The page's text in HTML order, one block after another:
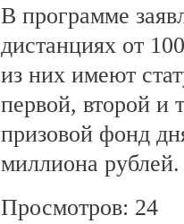
В программе
дистанциях от
из них имеют
первой, второй и
призовой фонд
миллиона рублей.
Просмотров: 24